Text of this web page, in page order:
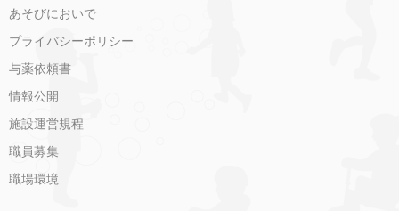
あそびにおいで
プライバシーポリシー
与薬依頼書
情報公開
施設運営規程
職員募集
職場環境